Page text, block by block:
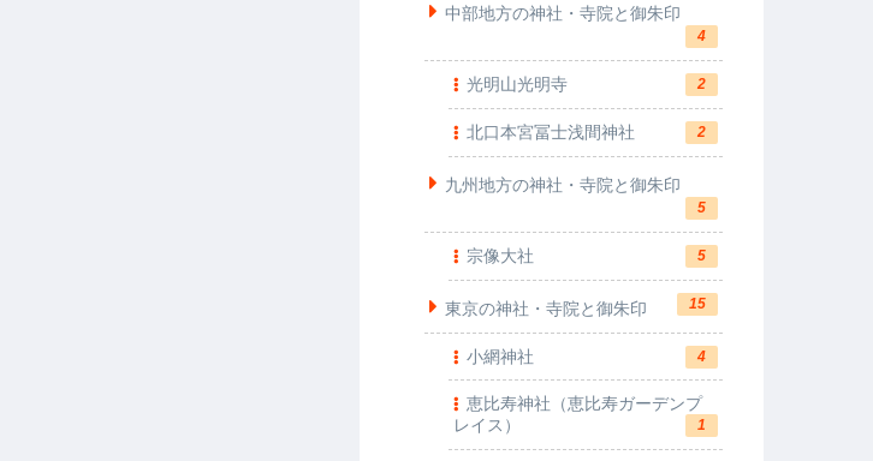
中部地方の神社・寺院と御朱印
4
光明山光明寺 2
北口本宮冨士浅間神社 2
九州地方の神社・寺院と御朱印
5
宗像大社 5
東京の神社・寺院と御朱印 15
小網神社 4
恵比寿神社（恵比寿ガーデンプ
レイス）
1